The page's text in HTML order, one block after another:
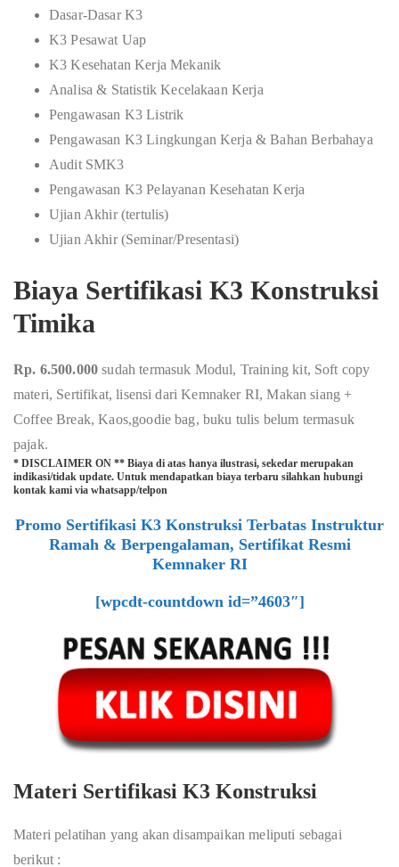
Dasar-Dasar K3
K3 Pesawat Uap
K3 Kesehatan Kerja Mekanik
Analisa & Statistik Kecelakaan Kerja
Pengawasan K3 Listrik
Pengawasan K3 Lingkungan Kerja & Bahan Berbahaya
Audit SMK3
Pengawasan K3 Pelayanan Kesehatan Kerja
Ujian Akhir (tertulis)
Ujian Akhir (Seminar/Presentasi)
Biaya Sertifikasi K3 Konstruksi
Timika
Rp. 6.500.000sudah termasuk Modul, Training kit, Soft copy
materi, Sertifikat, lisensi dari Kemnaker RI, Makan siang +
Coffee Break, Kaos,goodie bag, buku tulis belum termasuk
pajak.
* DISCLAIMER ON ** Biaya di atas hanya ilustrasi, sekedar merupakan
indikasi/tidak update. Untuk mendapatkan biaya terbaru silahkan hubungi
kontak kami via whatsapp/telpon
Promo Sertifikasi K3 Konstruksi Terbatas Instruktur
Ramah & Berpengalaman, Sertifikat Resmi
Kemnaker RI
[wpcdt-countdown id=”4603″]
Materi Sertifikasi K3 Konstruksi
Materi pelatihan yang akan disampaikan meliputi sebagai
berikut :